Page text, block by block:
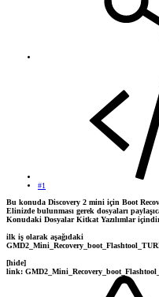
#1
Bu konuda Discovery 2 mini için Boot
Elinizde bulunması gerek dosyaları
Konudaki Dosyalar Kitkat Yazılımlar
ilk iş olarak aşağıdaki
[hide]
link: